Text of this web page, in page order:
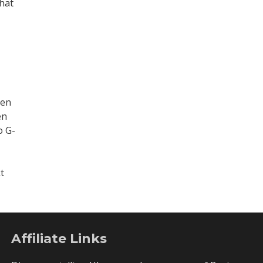
G-
Affiliate Links